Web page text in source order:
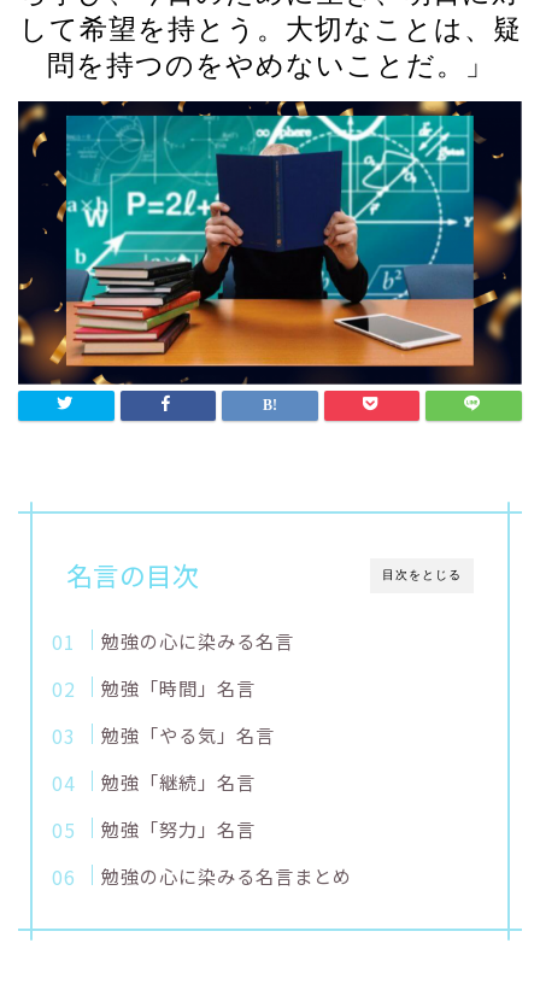
して希望を持とう。大切なことは、疑
問を持つのをやめないことだ。」
目次をとじる
名言の目次
勉強の心に染みる名言
勉強「時間」名言
勉強「やる気」名言
勉強「継続」名言
勉強「努力」名言
勉強の心に染みる名言まとめ